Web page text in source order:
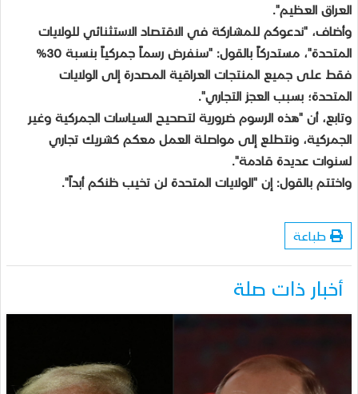
العراق العظيم".
وأضاف، "ندعوكم للمشاركة في الاقتصاد الاستثنائي للولايات
المتحدة"، مستدركاً بالقول: "سنفرض رسماً جمركياً بنسبة 30%
فقط على جميع المنتجات العراقية المصدرة إلى الولايات
المتحدة؛ بسبب العجز التجاري".
وتابع، أن "هذه الرسوم ضرورية لتصحيح السياسات الجمركية وغير
الجمركية، ونتطلع إلى مواصلة العمل معكم كشريك تجاري
لسنوات عديدة قادمة".
واختتم بالقول: إن "الولايات المتحدة لن تخيب ظنكم أبداً".
طباعة
أخبار ذات صلة